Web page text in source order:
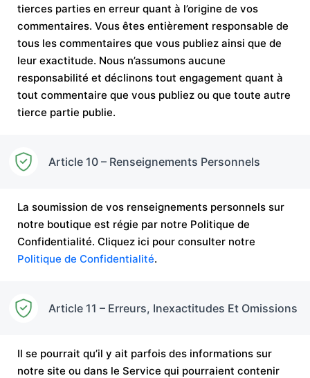
tierces parties en erreur quant à l’origine de vos
commentaires. Vous êtes entièrement responsable de
tous les commentaires que vous publiez ainsi que de
leur exactitude. Nous n’assumons aucune
responsabilité et déclinons tout engagement quant à
tout commentaire que vous publiez ou que toute autre
tierce partie publie.
Article 10 – Renseignements Personnels
La soumission de vos renseignements personnels sur
notre boutique est régie par notre Politique de
Confidentialité. Cliquez ici pour consulter notre
Politique de Confidentialité.
Article 11 – Erreurs, Inexactitudes Et Omissions
Il se pourrait qu’il y ait parfois des informations sur
notre site ou dans le Service qui pourraient contenir